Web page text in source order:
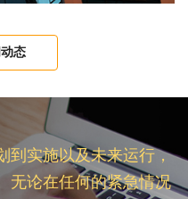
态
到实施以及未来运行，
无论在任何的紧急情况